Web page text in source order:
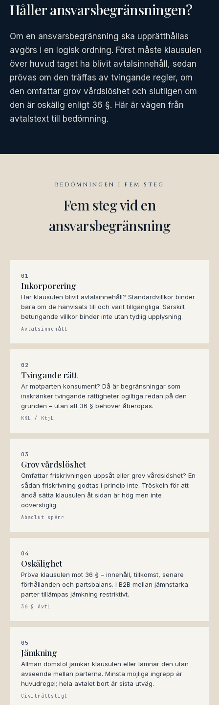
Håller ansvarsbegränsningen?
Om en ansvarsbegränsning ska upprätthållas
avgörs i en logisk ordning. Först måste klausulen
över huvud taget ha blivit avtalsinnehåll, sedan
prövas om den träffas av tvingande regler, om
den omfattar grov vårdslöshet och slutligen om
den är oskälig enligt 36 §. Här är vägen från
avtalstext till bedömning.
BEDÖMNINGEN I FEM STEG
Fem steg vid en
ansvarsbegränsning
01
Inkorporering
Har klausulen blivit avtalsinnehåll? Standardvillkor binder
bara om de hänvisats till och varit tillgängliga. Särskilt
betungande villkor binder inte utan tydlig upplysning.
Avtalsinnehåll
02
Tvingande rätt
Är motparten konsument? Då är begränsningar som
inskränker tvingande rättigheter ogiltiga redan på den
grunden – utan att 36 § behöver åberopas.
KKL / KtjL
03
Grov vårdslöshet
Omfattar friskrivningen uppsåt eller grov vårdslöshet? En
sådan friskrivning godtas i princip inte. Tröskeln för att
ändå sätta klausulen åt sidan är hög men inte
oöverstiglig.
Absolut spärr
04
Oskälighet
Pröva klausulen mot 36 § – innehåll, tillkomst, senare
förhållanden och partsbalans. I B2B mellan jämnstarka
parter tillämpas jämkning restriktivt.
36 § AvtL
05
Jämkning
Allmän domstol jämkar klausulen eller lämnar den utan
avseende mellan parterna. Minsta möjliga ingrepp är
huvudregel; hela avtalet bort är sista utväg.
Civilrättsligt